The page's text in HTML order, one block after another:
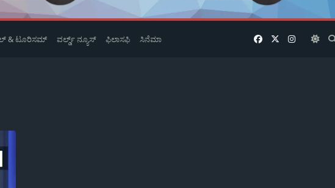
& ಟೂರಿಸಮ್ ವರ್ಲ್ಡ್ ನ್ಯೂಸ್ ಫಿಲಾಸಫಿ ಸಿನೆಮಾ